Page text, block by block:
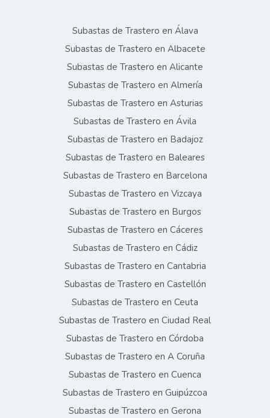
Subastas de Trastero en Álava
Subastas de Trastero en Albacete
Subastas de Trastero en Alicante
Subastas de Trastero en Almería
Subastas de Trastero en Asturias
Subastas de Trastero en Ávila
Subastas de Trastero en Badajoz
Subastas de Trastero en Baleares
Subastas de Trastero en Barcelona
Subastas de Trastero en Vizcaya
Subastas de Trastero en Burgos
Subastas de Trastero en Cáceres
Subastas de Trastero en Cádiz
Subastas de Trastero en Cantabria
Subastas de Trastero en Castellón
Subastas de Trastero en Ceuta
Subastas de Trastero en Ciudad Real
Subastas de Trastero en Córdoba
Subastas de Trastero en A Coruña
Subastas de Trastero en Cuenca
Subastas de Trastero en Guipúzcoa
Subastas de Trastero en Gerona